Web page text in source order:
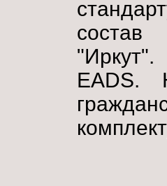
состав
EADS.